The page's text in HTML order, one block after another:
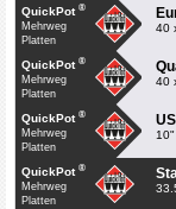
QuickPot ®
Mehrweg
Platten
40
QuickPot ®
Mehrweg
Platten
40
QuickPot ®
Mehrweg
Platten
US
QuickPot ®
Mehrweg
Platten